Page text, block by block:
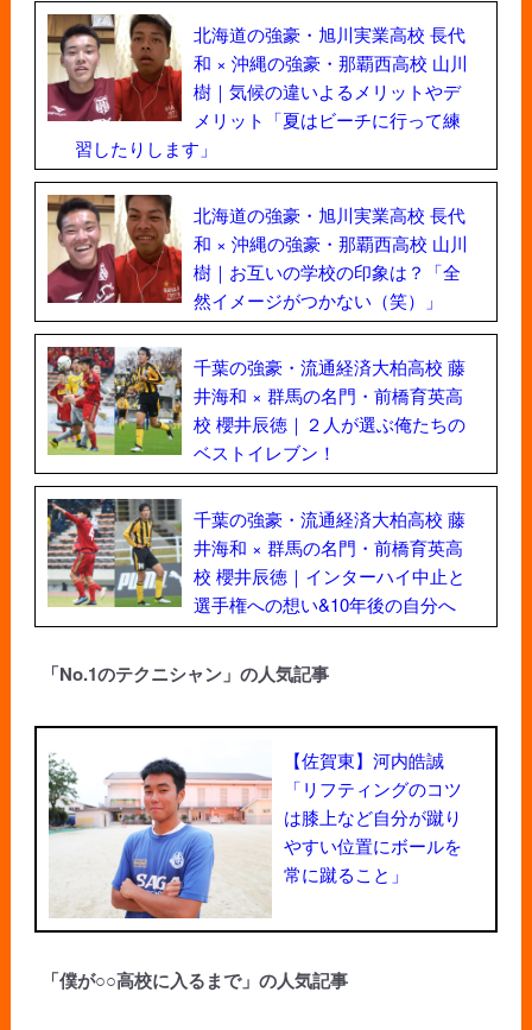
北海道の強豪・旭川実業高校 長代
和 × 沖縄の強豪・那覇西高校 山川
樹｜気候の違いよるメリットやデ
メリット「夏はビーチに行って練
習したりします」
北海道の強豪・旭川実業高校 長代
和 × 沖縄の強豪・那覇西高校 山川
樹｜お互いの学校の印象は？「全
然イメージがつかない（笑）」
千葉の強豪・流通経済大柏高校 藤
井海和 × 群馬の名門・前橋育英高
校 櫻井辰徳｜２人が選ぶ俺たちの
ベストイレブン！
千葉の強豪・流通経済大柏高校 藤
井海和 × 群馬の名門・前橋育英高
校 櫻井辰徳｜インターハイ中止と
選手権への想い&10年後の自分へ
「No.1のテクニシャン」の人気記事
【佐賀東】河内皓誠
「リフティングのコツ
は膝上など自分が蹴り
やすい位置にボールを
常に蹴ること」
「僕が○○高校に入るまで」の人気記事